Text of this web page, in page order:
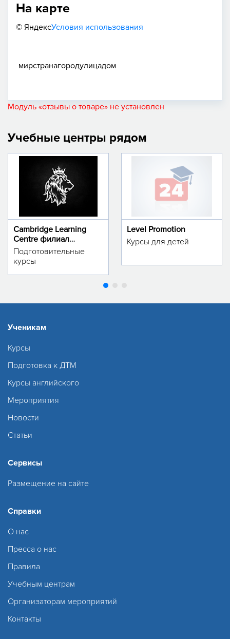
На карте
© ЯндексУсловия использования
мирстранагородулицадом
Модуль «отзывы о товаре» не установлен
Учебные центры рядом
Cambridge Learning
Centre филиал
м.Тинчлик
Подготовительные
курсы
Level Promotion
Курсы для детей
Ученикам
Курсы
Подготовка к ДТМ
Курсы английского
Мероприятия
Новости
Статьи
Сервисы
Размещение на сайте
Справки
О нас
Пресса о нас
Правила
Учебным центрам
Организаторам мероприятий
Контакты